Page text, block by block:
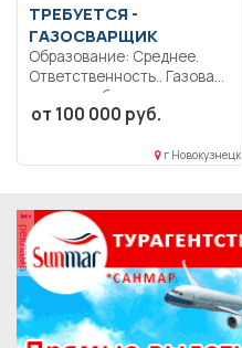
ТРЕБУЕТСЯ -
ГАЗОСВАРЩИК
Образование: Среднее.
Ответственность.. Газовая
сварка любых, в том числе
особо...
от 100 000 руб.
г Новокузнецк
реклама